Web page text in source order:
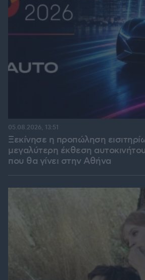
Ξεκίνησε η προπώληση
μεγαλύτερη έκθεση
που θα γίνει στην Αθήνα
05.08.2026, 13:51